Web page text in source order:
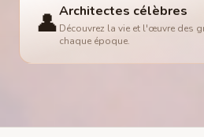
👤Architectes célèbres
Découvrez la vie et l'œuvre des
chaque époque.